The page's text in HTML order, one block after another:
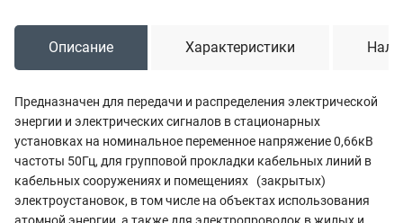
Описание Характеристики
Предназначен для передачи и распределения электрической
энергии и электрических сигналов в стационарных
установках на номинальное переменное напряжение 0,66кВ
частоты 50Гц, для групповой прокладки кабельных линий в
кабельных сооружениях и помещениях (закрытых)
электроустановок, в том числе на объектах использования
атомной энергии, а также для электропроводок в жилых и